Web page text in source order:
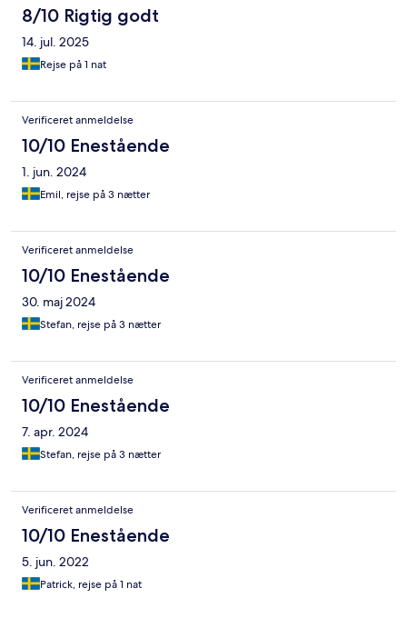
8/10 Rigtig godt
14. jul. 2025
Rejse på 1 nat
Verificeret anmeldelse
10/10 Enestående
1. jun. 2024
Emil, rejse på 3 nætter
Verificeret anmeldelse
10/10 Enestående
30. maj 2024
Stefan, rejse på 3 nætter
Verificeret anmeldelse
10/10 Enestående
7. apr. 2024
Stefan, rejse på 3 nætter
Verificeret anmeldelse
10/10 Enestående
5. jun. 2022
Patrick, rejse på 1 nat